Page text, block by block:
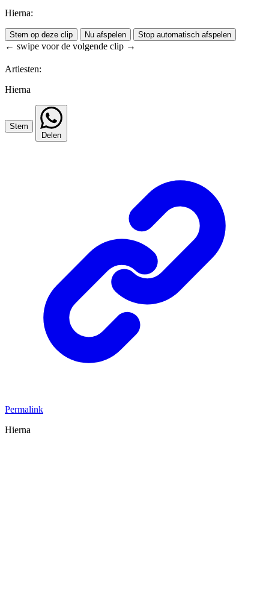
Hierna:
Stem op deze clip Nu afspelen Stop automatisch afspelen
← swipe voor de volgende clip →
Artiesten:
Hierna
Stem
Delen
Permalink
Hierna